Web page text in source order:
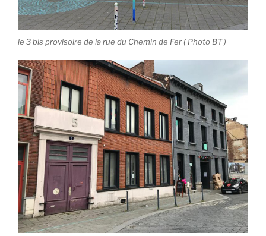
le 3 bis provisoire de la rue du Chemin de Fer ( Photo BT )